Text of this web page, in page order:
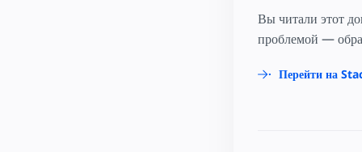
Вы читали этот
проблемой —
Перейти на